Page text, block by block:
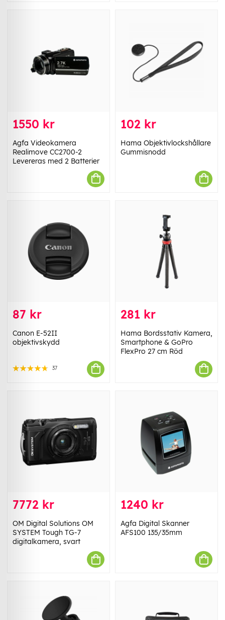
1550 kr
Agfa Videokamera
Realimove CC2700-2
Levereras med 2 Batterier
102 kr
Hama Objektivlockshållare
Gummisnodd
87 kr
Canon E-52II
objektivskydd
37
281 kr
Hama Bordsstativ Kamera,
Smartphone & GoPro
FlexPro 27 cm Röd
7772 kr
OM Digital Solutions OM
SYSTEM Tough TG-7
digitalkamera, svart
1240 kr
Agfa Digital Skanner
AFS100 135/35mm